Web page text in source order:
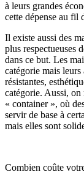
à leurs grandes
cette dépense au fil
Il existe aussi des
plus respectueuses
dans ce but. Les
catégorie mais leurs
résistantes,
catégorie. Aussi, on
« container », où
servir de base à
mais elles sont
Combien coûte